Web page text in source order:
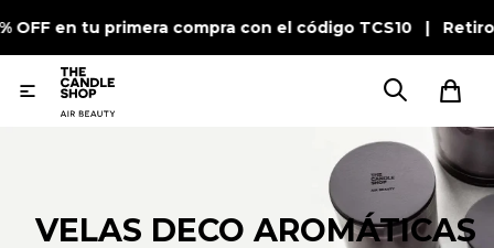
OFF en tu primera compra con el código TCS10 |

VELAS DECO AROMÁTICAS